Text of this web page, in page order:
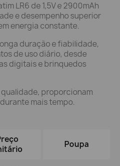
LR6 de 1,5V e 2900mAh
e desempenho superior
energia constante.
duração e fiabilidade,
de uso diário, desde
digitais e brinquedos
proporcionam
mais tempo.
Poupa